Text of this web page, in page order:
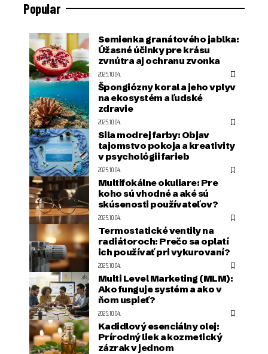
Popular
Semienka granátového jablka:
Úžasné účinky pre krásu
zvnútra aj ochranu zvonka
2025.10.04.
Špongiózny koral a jeho vplyv
na ekosystém a ľudské
zdravie
2025.10.04.
Sila modrej farby: Objav
tajomstvo pokoja a kreativity
v psychológii farieb
2025.10.04.
Multifokálne okuliare: Pre
koho sú vhodné a aké sú
skúsenosti používateľov?
2025.10.04.
Termostatické ventily na
radiátoroch: Prečo sa oplatí
ich používať pri vykurovaní?
2025.10.04.
Multi Level Marketing (MLM):
Ako funguje systém a ako v
ňom uspieť?
2025.10.04.
Kadidlový esenciálny olej:
Prírodný liek a kozmetický
zázrak v jednom